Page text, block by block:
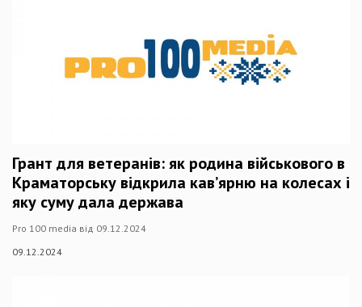
Грант для ветеранів: як родина військового в
Краматорську відкрила кав’ярню на колесах і
яку суму дала держава
Pro 100 media від 09.12.2024
09.12.2024